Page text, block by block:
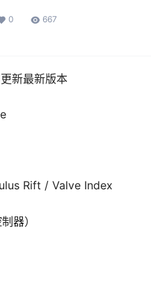
0 667
新最新版本
Rift / Valve Index
器）